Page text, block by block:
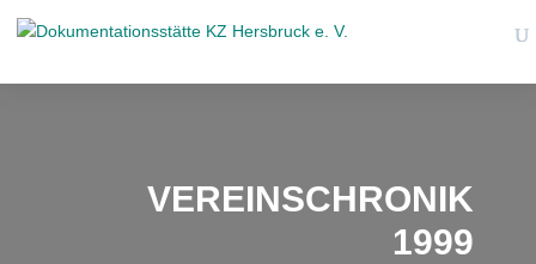
VEREINSCHRONIK
1999